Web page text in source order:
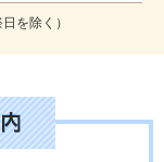
を除く）